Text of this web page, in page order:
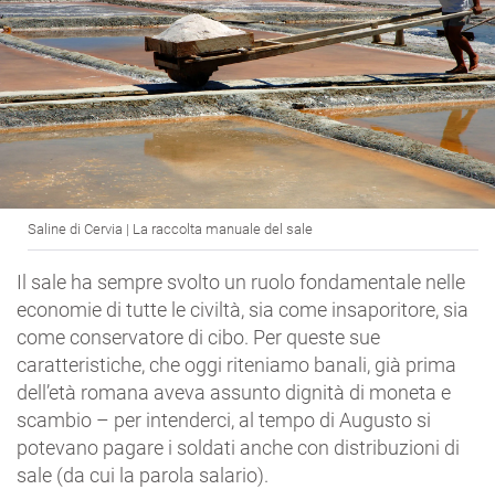
Saline di Cervia | La raccolta manuale del sale
Il sale ha sempre svolto un ruolo fondamentale nelle
economie di tutte le civiltà, sia come insaporitore, sia
come conservatore di cibo. Per queste sue
caratteristiche, che oggi riteniamo banali, già prima
dell’età romana aveva assunto dignità di moneta e
scambio – per intenderci, al tempo di Augusto si
potevano pagare i soldati anche con distribuzioni di
sale (da cui la parola salario).